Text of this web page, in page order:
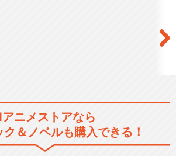
劇場版 デジモンアドベンチャ
ニメストアなら
＆ノベルも購入できる！